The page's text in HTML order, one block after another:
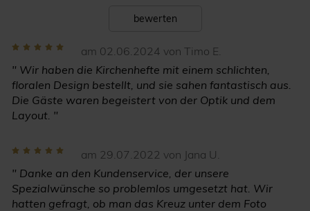
bewerten
am 02.06.2024 von Timo E.
" Wir haben die Kirchenhefte mit einem schlichten,
floralen Design bestellt, und sie sahen fantastisch aus.
Die Gäste waren begeistert von der Optik und dem
Layout. "
am 29.07.2022 von Jana U.
" Danke an den Kundenservice, der unsere
Spezialwünsche so problemlos umgesetzt hat. Wir
hatten gefragt, ob man das Kreuz unter dem Foto